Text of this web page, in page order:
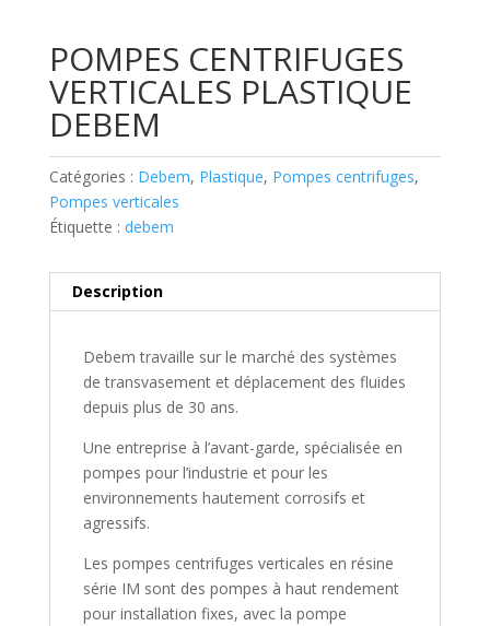
POMPES CENTRIFUGES
VERTICALES PLASTIQUE
DEBEM
Catégories : Debem, Plastique, Pompes centrifuges,
Pompes verticales
Étiquette : debem
Description
Debem travaille sur le marché des systèmes
de transvasement et déplacement des fluides
depuis plus de 30 ans.
Une entreprise à l’avant-garde, spécialisée en
pompes pour l’industrie et pour les
environnements hautement corrosifs et
agressifs.
Les pompes centrifuges verticales en résine
série IM sont des pompes à haut rendement
pour installation fixes, avec la pompe